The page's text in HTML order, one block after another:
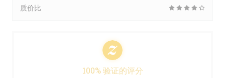
质价比
100% 验证的评分